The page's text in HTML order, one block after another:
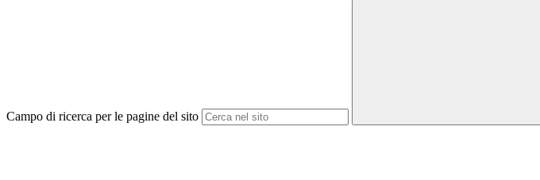
Campo di ricerca per le pagine del sito